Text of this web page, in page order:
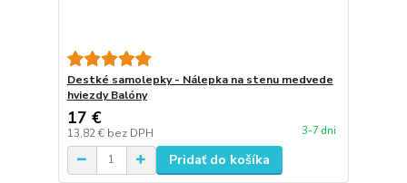
Destké samolepky - Nálepka na stenu medvede
hviezdy Balóny
17 €
13,82 € bez DPH 3-7 dni
Pridať do košíka